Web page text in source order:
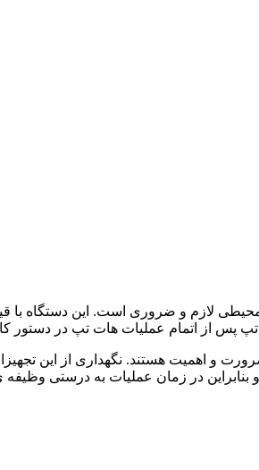
محیطی لازم و ضروری است. این دستگاه
تپ پس از اتمام عملیات هات تپ در دستور
و اهمیت هستند. نگهداری از این
در زمان عملیات به درستی وظیفه